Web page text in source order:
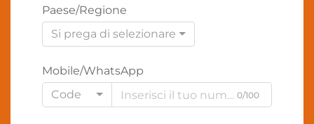
Paese/Regione
Si prega di selezionare
Mobile/WhatsApp
Code
0/100